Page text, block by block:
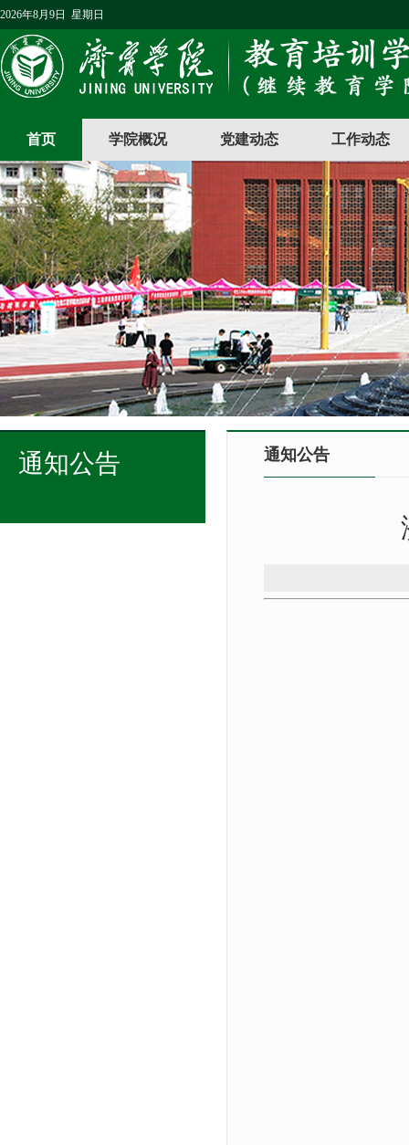
2026年8月9日 星期日
首页 学院概况 党建动态 工作动态
通知公告 通知公告